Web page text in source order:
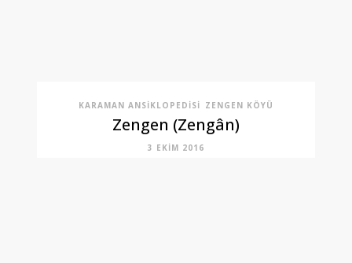
KARAMAN ANSIKLOPEDISI ZENGEN KÖYÜ
Zengen (Zengân)
3 EKIM 2016